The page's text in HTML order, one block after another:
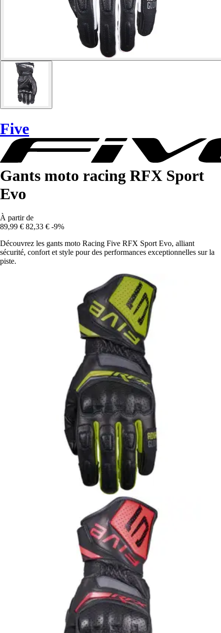
Five
Gants moto racing RFX Sport
Evo
À partir de
89,99 € 82,33 € -9%
Découvrez les gants moto Racing Five RFX Sport Evo, alliant
sécurité, confort et style pour des performances exceptionnelles sur la
piste.